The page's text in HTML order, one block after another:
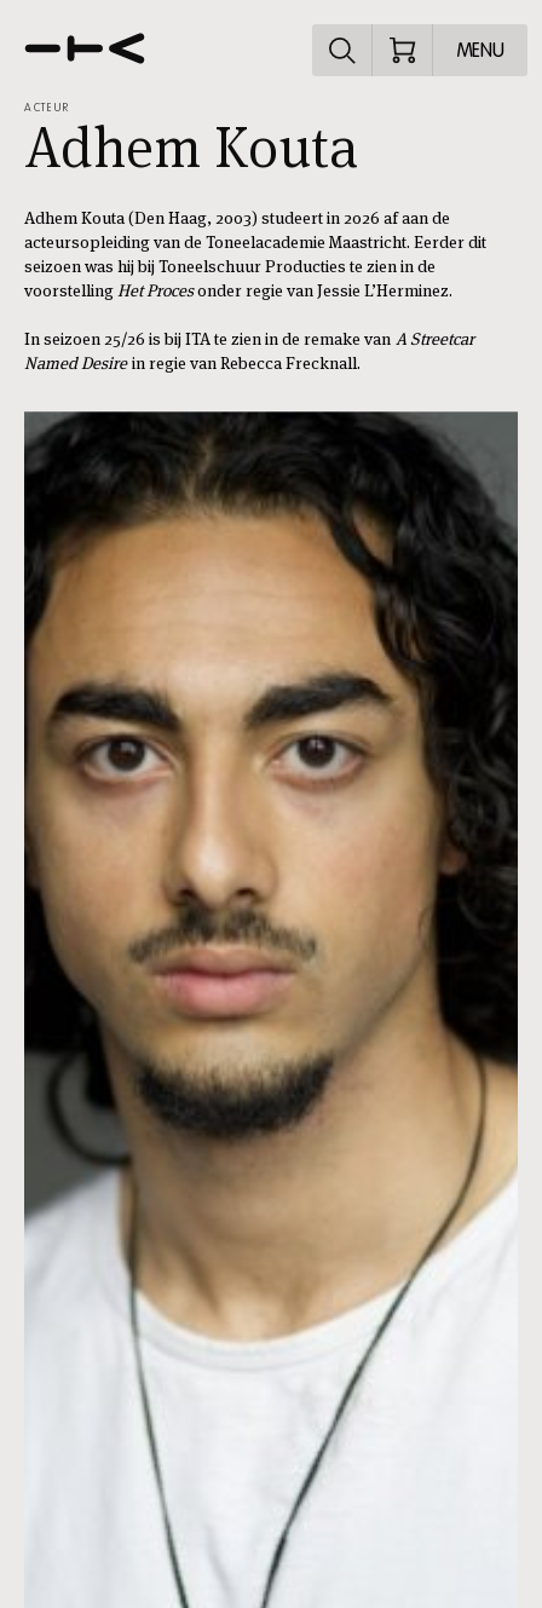
Ontdek het
MENU
ACTEUR
Adhem Kouta
Adhem Kouta (Den Haag, 2003) studeert in 2026 af aan de
acteursopleiding van de Toneelacademie Maastricht. Eerder dit
seizoen was hij bij Toneelschuur Producties te zien in de
voorstellingHet Procesonder regie van Jessie L’Herminez.
In seizoen 25/26 is bij ITA te zien in de remake van A Streetcar
Named Desirein regie van Rebecca Frecknall.